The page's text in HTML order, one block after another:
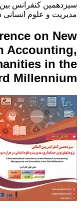
سیزدهمین کنفرانس
مدیریت و علوم انسانی
on New
Accounting,
in the
Millennium